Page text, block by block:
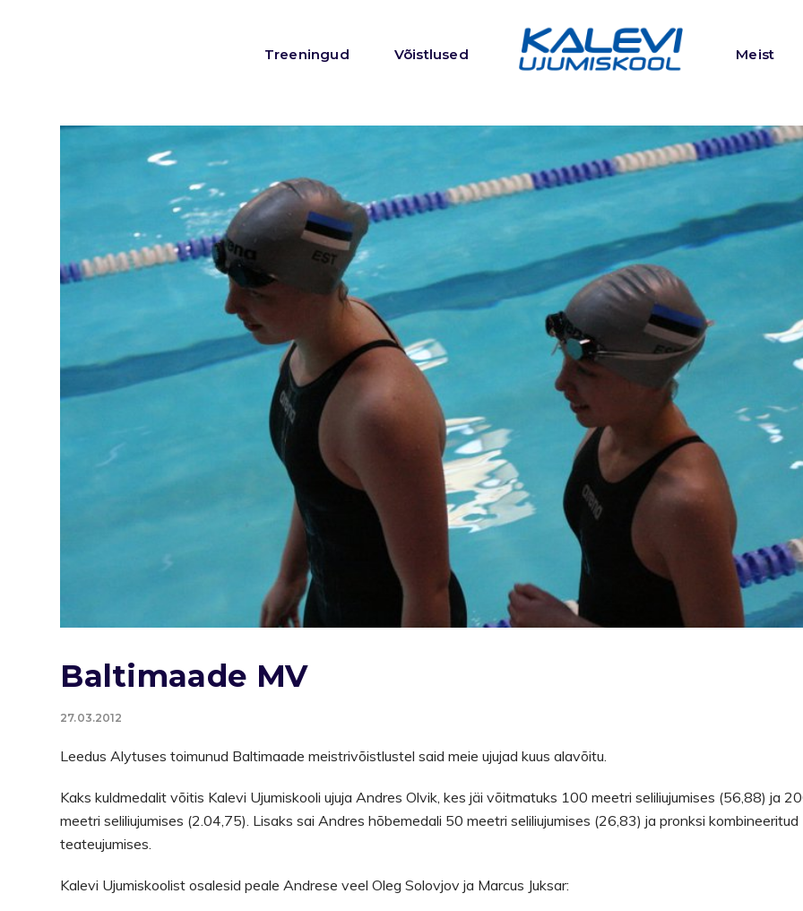
Treeningud Võistlused Meist
Baltimaade MV
27.03.2012
Leedus Alytuses toimunud Baltimaade meistrivõistlustel said meie ujujad kuus alavõitu.
Kaks kuldmedalit võitis Kalevi Ujumiskooli ujuja Andres Olvik, kes jäi võitmatuks 100 meetri seliliujumises (56,88) ja
meetri seliliujumises (2.04,75). Lisaks sai Andres hõbemedali 50 meetri seliliujumises (26,83) ja pronksi kombineeritud
teateujumises.
Kalevi Ujumiskoolist osalesid peale Andrese veel Oleg Solovjov ja Marcus Juksar: